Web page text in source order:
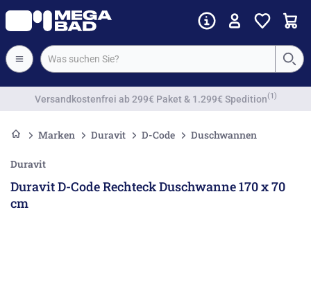
Vorkassenrabatt
Marken Duravit D-Code Duschwannen
Duravit
Duravit D-Code Rechteck Duschwanne 170 x 70
cm